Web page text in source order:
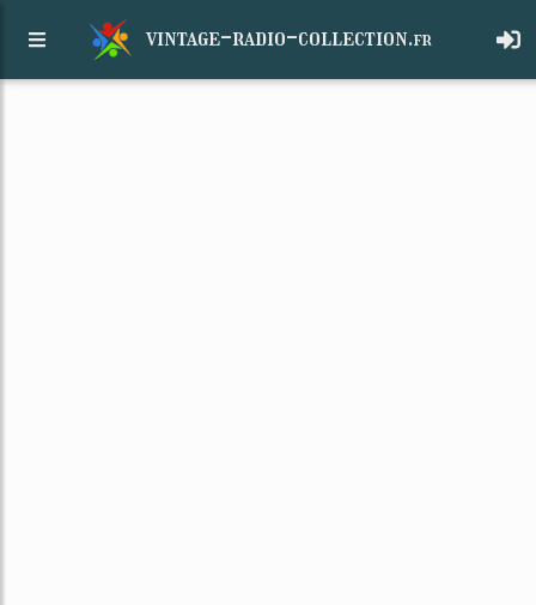
vintage-radio-collection.fr